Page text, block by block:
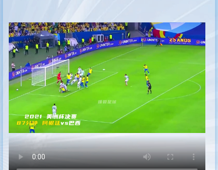
足球录像
篮球录像
新闻